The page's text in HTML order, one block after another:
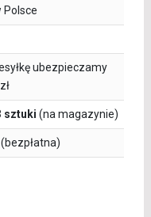
Polsce
ubezpieczamy
sztuki (na magazynie)
(bezpłatna)